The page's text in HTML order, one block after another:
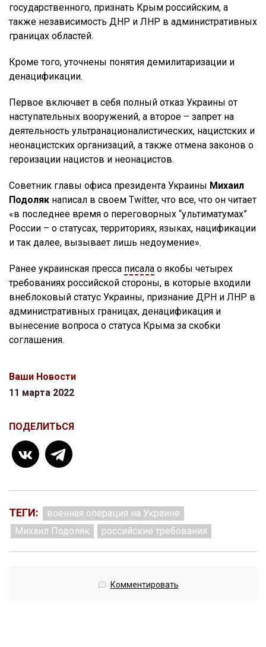
государственного, признать Крым российским, а
также независимость ДНР и ЛНР в административных
границах областей.
Кроме того, уточнены понятия демилитаризации и
денацификации.
Первое включает в себя полный отказ Украины от
наступательных вооружений, а второе – запрет на
деятельность ультранационалистических, нацистских и
неонацистских организаций, а также отмена законов о
героизации нацистов и неонацистов.
Советник главы офиса президента Украины Михаил
Подоляк написал в своем Twitter, что все, что он читает
«в последнее время о переговорных “ультиматумах”
России – о статусах, территориях, языках, нацификации
и так далее, вызывает лишь недоумение».
Ранее украинская пресса писала о якобы четырех
требованиях российской стороны, в которые входили
внеблоковый статус Украины, признание ДРН и ЛНР в
административных границах, денацификация и
вынесение вопроса о статуса Крыма за скобки
соглашения.
Ваши Новости
11 марта 2022
ПОДЕЛИТЬСЯ
ТЕГИ:
военная операция на Украине
Михаил Подоляк
российские требования
Комментировать